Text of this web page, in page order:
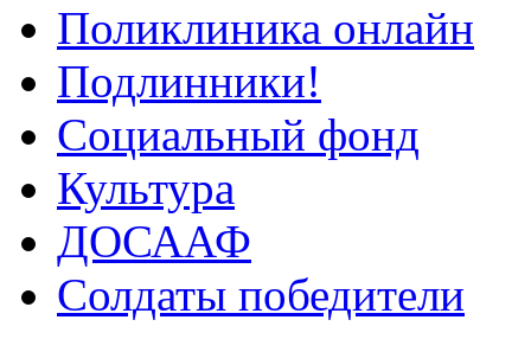
Поликлиника онлайн
Подлинники!
Социальный фонд
Культура
ДОСААФ
Солдаты победители